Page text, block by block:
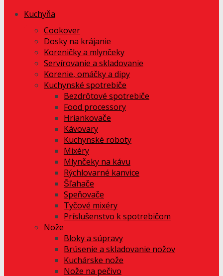
Kuchyňa
Cookover
Dosky na krájanie
Koreničky a mlynčeky
Servírovanie a skladovanie
Korenie, omáčky a dipy
Kuchynské spotrebiče
Bezdrôtové spotrebiče
Food processory
Hriankovače
Kávovary
Kuchynské roboty
Mixéry
Mlynčeky na kávu
Rýchlovarné kanvice
Šľahače
Speňovače
Tyčové mixéry
Príslušenstvo k spotrebičom
Nože
Bloky a súpravy
Brúsenie a skladovanie nožov
Kuchárske nože
Nože na pečivo